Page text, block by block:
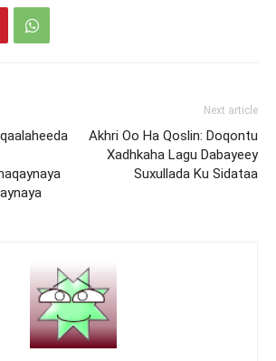
Next article
Akhri Oo Ha Qoslin: Doqontu
Xadhkaha Lagu Dabayeey
Suxullada Ku Sidataa